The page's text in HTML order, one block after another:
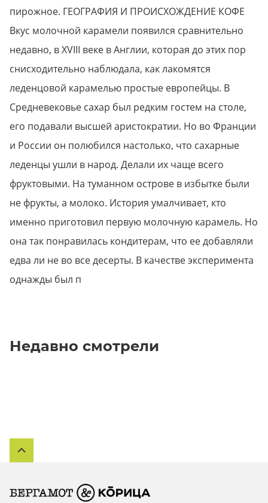
пирожное. ГЕОГРАФИЯ И ПРОИСХОЖДЕНИЕ КОФЕ
Вкус молочной карамели появился сравнительно
недавно, в XVIII веке в Англии, которая до этих пор
снисходительно наблюдала, как лакомятся
леденцовой карамелью простые европейцы. В
Средневековье сахар был редким гостем на столе,
его подавали высшей аристократии. Но во Франции
и России он полюбился настолько, что сахарные
леденцы ушли в народ. Делали их чаще всего
фруктовыми. На туманном острове в избытке были
не фрукты, а молоко. История умалчивает, кто
именно приготовил первую молочную карамель. Но
она так понравилась кондитерам, что ее добавляли
едва ли не во все десерты. В качестве эксперимента
однажды был п
Недавно смотрели